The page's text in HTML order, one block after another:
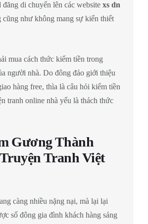
đăng di chuyển lên các website xs dn
cũng như không mang sự kiến thiết
mua cách thức kiếm tiền trong
người nhà. Do đông đảo giới thiệu
hàng free, thìa là câu hỏi kiếm tiền
tranh online nhà yếu là thách thức
Gương Thành
Tranh Việt
càng nhiều nặng nại, mà lại lại
số đông gia đình khách hàng sáng